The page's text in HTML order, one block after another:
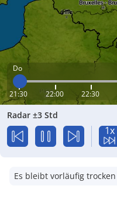
Do
21:30 22:00 22:30
Radar ±3 Std
1x
Es bleibt vorläufig trocken